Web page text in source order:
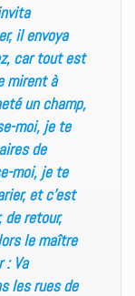
il envoya
car tout est
mirent à
un champ,
moi, je te
de
moi, je te
et c’est
de retour,
le maître
: Va
les rues de